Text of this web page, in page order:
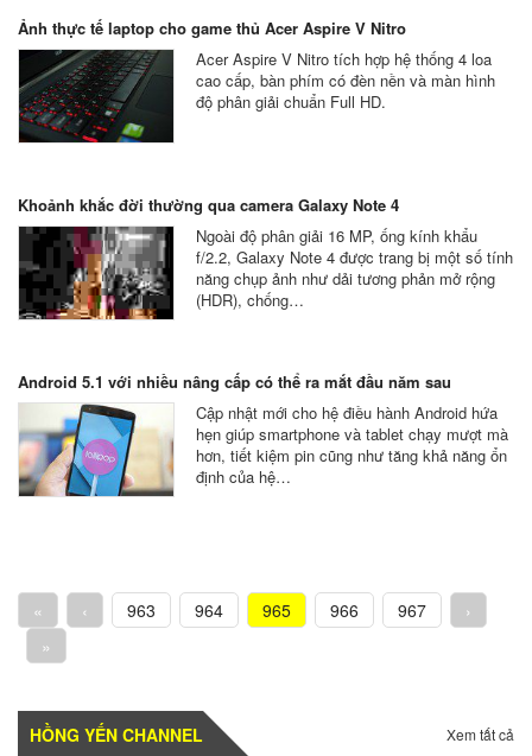
Ảnh thực tế laptop cho game thủ Acer Aspire V Nitro
Acer Aspire V Nitro tích hợp hệ thống 4 loa
cao cấp, bàn phím có đèn nền và màn hình
độ phân giải chuẩn Full HD.
Khoảnh khắc đời thường qua camera Galaxy Note 4
Ngoài độ phân giải 16 MP, ống kính khẩu
f/2.2, Galaxy Note 4 được trang bị một số tính
năng chụp ảnh như dải tương phản mở rộng
(HDR), chống…
Android 5.1 với nhiều nâng cấp có thể ra mắt đầu năm sau
Cập nhật mới cho hệ điều hành Android hứa
hẹn giúp smartphone và tablet chạy mượt mà
hơn, tiết kiệm pin cũng như tăng khả năng ổn
định của hệ…
« ‹ 963 964 965 966 967
›
»
HỒNG YẾN CHANNEL Xem tất cả